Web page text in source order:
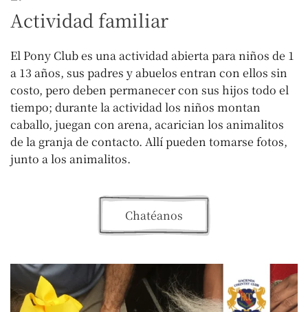
Actividad familiar
El Pony Club es una actividad abierta para niños de 1
a 13 años, sus padres y abuelos entran con ellos sin
costo, pero deben permanecer con sus hijos todo el
tiempo; durante la actividad los niños montan
caballo, juegan con arena, acarician los animalitos
de la granja de contacto. Allí pueden tomarse fotos,
junto a los animalitos.
Chatéanos